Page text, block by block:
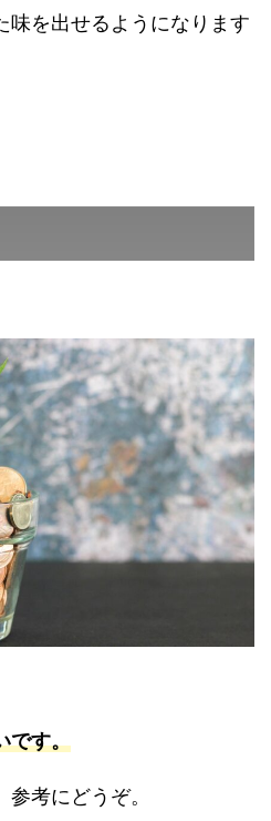
味を出せるようになります
です。
考にどうぞ。